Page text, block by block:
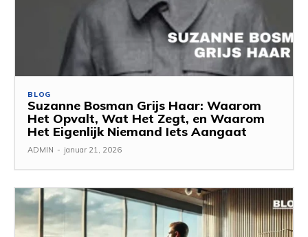
BLOG
Suzanne Bosman Grijs Haar: Waarom
Het Opvalt, Wat Het Zegt, en Waarom
Het Eigenlijk Niemand Iets Aangaat
ADMIN - januar 21, 2026